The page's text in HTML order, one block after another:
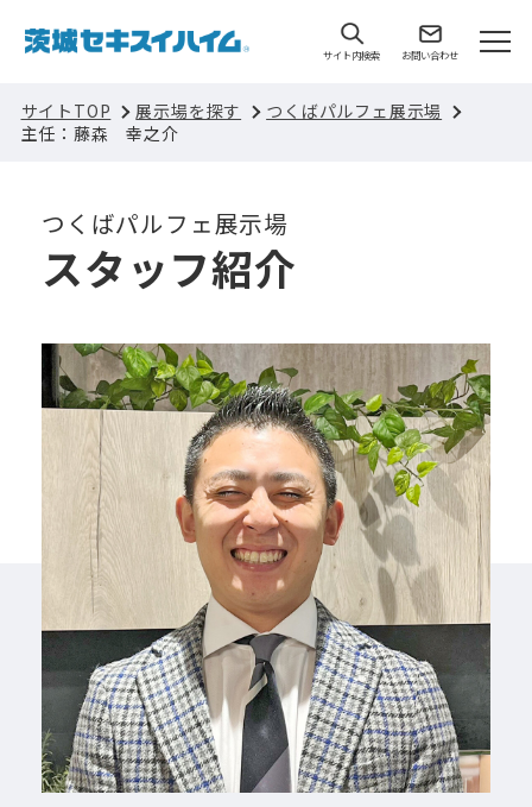
サイト内検索 お問い合わせ
サイトTOP 展示場を探す
つくばパルフェ展示場
主任：藤森 幸之介
つくばパルフェ展示場
スタッフ紹介